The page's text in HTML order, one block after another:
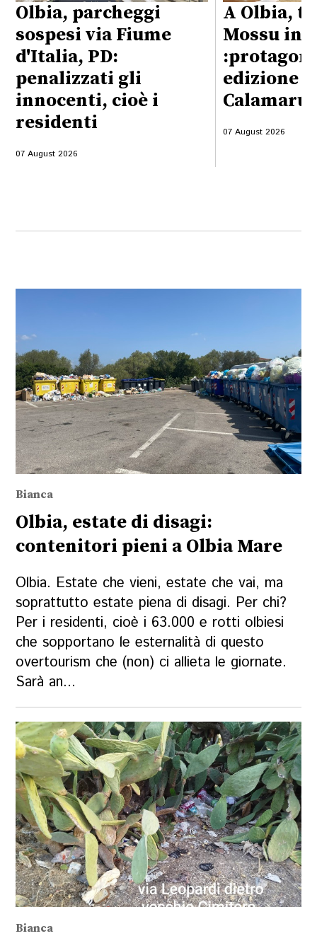
Olbia, parcheggi
sospesi via Fiume
d'Italia, PD:
penalizzati gli
innocenti, cioè i
residenti
07 August 2026
A Olbia,
Mossu in
edizione
Calamaru”
07 August 2026
Bianca
Olbia, estate di disagi:
contenitori pieni a Olbia Mare
Olbia. Estate che vieni, estate che vai, ma
soprattutto estate piena di disagi. Per chi?
Per i residenti, cioè i 63.000 e rotti olbiesi
che sopportano le esternalità di questo
overtourism che (non) ci allieta le giornate.
Sarà an...
Bianca